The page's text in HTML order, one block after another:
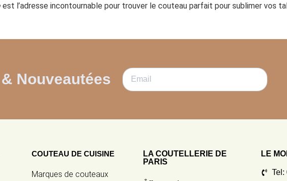
est l’adresse incontournable pour trouver le couteau parfait pour sublimer vos
Nouveautées
COUTEAU DE CUISINE
Marques de couteaux
LA COUTELLERIE DE
PARIS
LE
Tel: